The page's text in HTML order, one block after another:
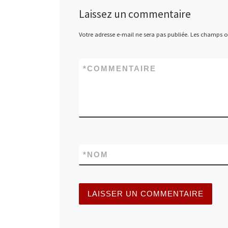
Laissez un commentaire
Votre adresse e-mail ne sera pas publiée. Les champs
COMMENTAIRE
*
NOM
*